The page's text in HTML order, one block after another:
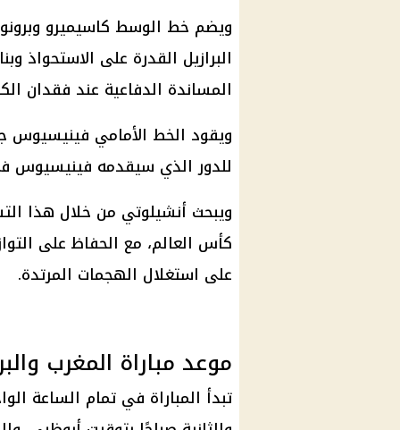
ويضم خط الوسط كاسيميرو
البرازيل القدرة على الاستحواذ
المساندة الدفاعية عند فقدان
ويقود الخط الأمامي فينيسيوس
للدور الذي سيقدمه فينيسيوس
ويبحث أنشيلوتي من خلال هذا
كأس العالم، مع الحفاظ على
على استغلال الهجمات المرتدة.
موعد مباراة المغرب
تبدأ المباراة في تمام الساعة